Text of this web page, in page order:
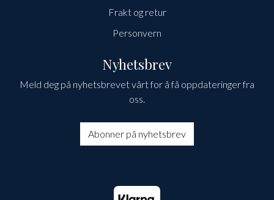
Frakt og retur
Personvern
Nyhetsbrev
Meld deg på nyhetsbrevet vårt for å få oppdateringer fra
oss.
Abonner på nyhetsbrev